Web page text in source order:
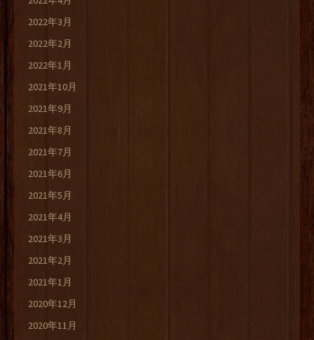
2022年3月
2022年2月
2022年1月
2021年10月
2021年9月
2021年8月
2021年7月
2021年6月
2021年5月
2021年4月
2021年3月
2021年2月
2021年1月
2020年12月
2020年11月